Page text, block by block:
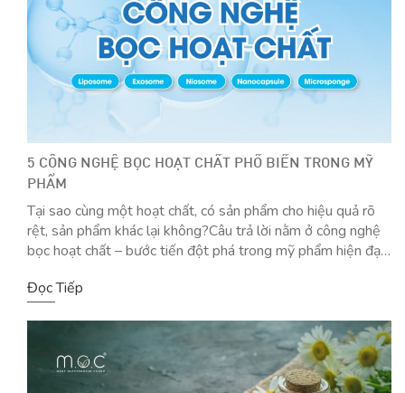
5 CÔNG NGHỆ BỌC HOẠT CHẤT PHỔ BIẾN TRONG MỸ
PHẨM
Tại sao cùng một hoạt chất, có sản phẩm cho hiệu quả rõ
rệt, sản phẩm khác lại không?Câu trả lời nằm ở công nghệ
bọc hoạt chất – bước tiến đột phá trong mỹ phẩm hiện đại.
này còn bảo vệ hoạt chất […]
Đọc Tiếp